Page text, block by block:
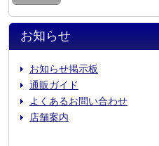
お知らせ
お知らせ掲示板
通販ガイド
よくあるお問い合わせ
店舗案内